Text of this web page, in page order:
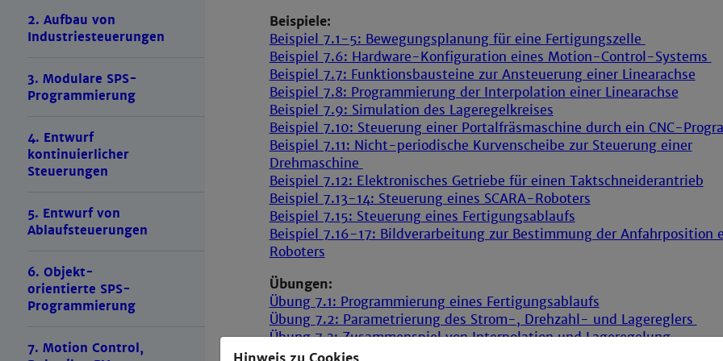
2. Aufbau von
Industriesteuerungen
3. Modulare SPS-
Programmierung
4. Entwurf
kontinuierlicher
Steuerungen
5. Entwurf von
Ablaufsteuerungen
6. Objekt-
orientierte SPS-
Programmierung
7. Motion Control,
Beispiele:
Beispiel 7.1-5: Bewegungsplanung für eine Fertigungszelle
Beispiel 7.6: Hardware-Konfiguration eines Motion-Control-Systems
Beispiel 7.7: Funktionsbausteine zur Ansteuerung einer Linearachse
Beispiel 7.8: Programmierung der Interpolation einer Linearachse
Beispiel 7.9: Simulation des Lageregelkreises
Beispiel 7.10: Steuerung einer Portalfräsmaschine durch ein CNC-
Beispiel 7.11: Nicht-periodische Kurvenscheibe zur Steuerung einer
Drehmaschine
​​​​​​​Beispiel 7.12: Elektronisches Getriebe für einen Taktschneiderantrieb
​​​​​​​Beispiel 7.13-14: Steuerung eines SCARA-Roboters
​​​​​​​Beispiel 7.15: Steuerung eines Fertigungsablaufs
​​​​​​​Beispiel 7.16-17: Bildverarbeitung zur Bestimmung der Anfahrposition
Roboters
Übungen:
Übung 7.1: Programmierung eines Fertigungsablaufs
​​​​​​​Übung 7.2: Parametrierung des Strom-, Drehzahl- und Lagereglers
​​​​​​​Übung 7.3: Zusammenspiel von Interpolation und Lageregelung
​​​​​​​Übung 7.4: CNC-Programmierung